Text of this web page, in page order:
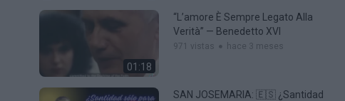
01:18
“L’amore È Sempre Legato Alla
Verità” — Benedetto XVI
971 vistas hace 3 meses
SAN JOSEMARIA: 🇪🇸 ¿Santidad